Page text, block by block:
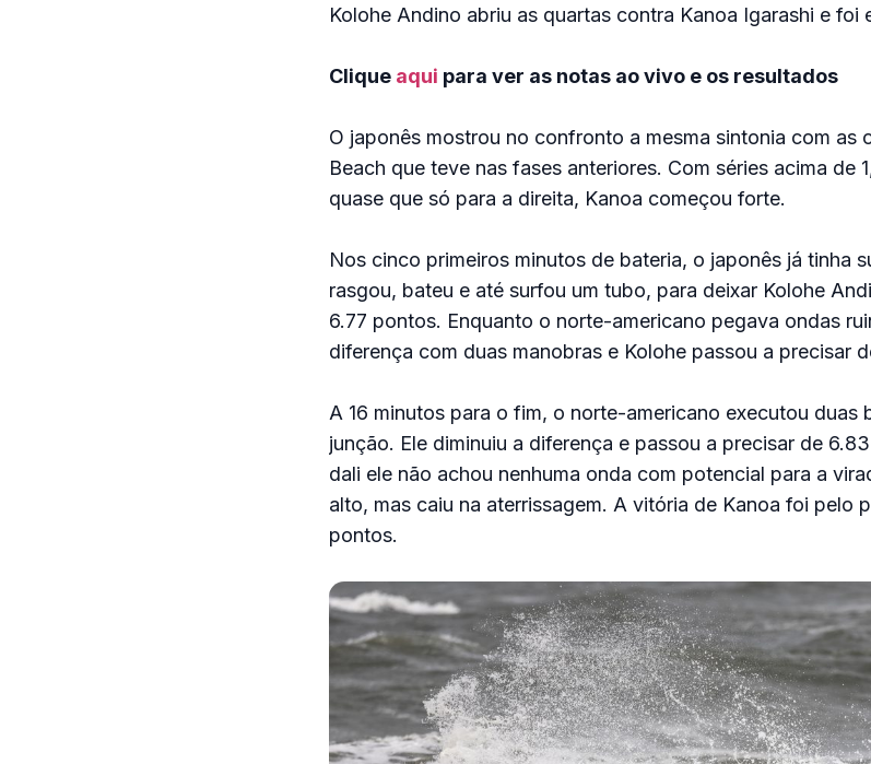
Kolohe Andino abriu as quartas contra Kanoa Igarashi e foi
Clique aqui para ver as notas ao vivo e os resultados
O japonês mostrou no confronto a mesma sintonia com as
Beach que teve nas fases anteriores. Com séries acima de
quase que só para a direita, Kanoa começou forte.
Nos cinco primeiros minutos de bateria, o japonês já tinha
rasgou, bateu e até surfou um tubo, para deixar Kolohe
6.77 pontos. Enquanto o norte-americano pegava ondas
diferença com duas manobras e Kolohe passou a precisar
A 16 minutos para o fim, o norte-americano executou duas
junção. Ele diminuiu a diferença e passou a precisar de
dali ele não achou nenhuma onda com potencial para a
alto, mas caiu na aterrissagem. A vitória de Kanoa foi pelo
pontos.